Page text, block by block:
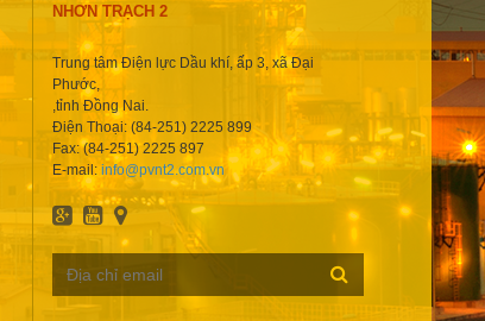
NHƠN TRẠCH 2
Trung tâm Điện lực Dầu khí, ấp 3, xã Đại
Phước,
,tỉnh Đồng Nai.
Điện Thoại: (84-251) 2225 899
Fax: (84-251) 2225 897
E-mail: info@pvnt2.com.vn